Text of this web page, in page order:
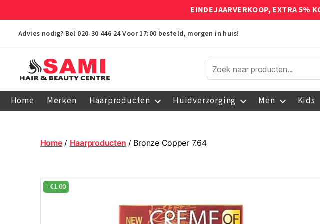
EINDEJAARVERKOOP, EXTRA 5%
Advies nodig? Bel 020-30 446 24 Voor 17:00 besteld, morgen in huis!
Hair
Centre
Home Merken Haarproducten Huidverzorging Men Kids
Home/ Haarproducten / Bronze Copper 7.64
- €1.00